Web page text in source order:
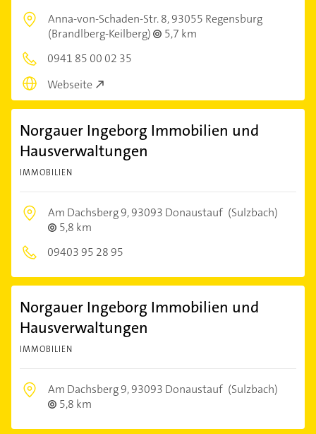
Anna-von-Schaden-Str. 8,93055 Regensburg
(Brandlberg-Keilberg)
5,7 km
0941 85 00 02 35
Webseite
Norgauer Ingeborg Immobilien und
Hausverwaltungen
IMMOBILIEN
Am Dachsberg 9,93093 Donaustauf (Sulzbach)
5,8 km
09403 95 28 95
Norgauer Ingeborg Immobilien und
Hausverwaltungen
IMMOBILIEN
Am Dachsberg 9,93093 Donaustauf (Sulzbach)
5,8 km